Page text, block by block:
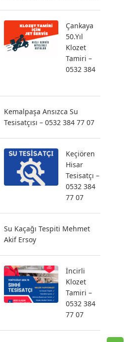
Çankaya
50.Yıl
Klozet
Tamiri –
0532 384
Kemalpaşa Ansızca Su
Tesisatçısı – 0532 384 77 07
Keçiören
Hisar
Tesisatçı –
0532 384
77 07
Su Kaçağı Tespiti Mehmet
Akif Ersoy
İncirli
Klozet
Tamiri –
0532 384
77 07